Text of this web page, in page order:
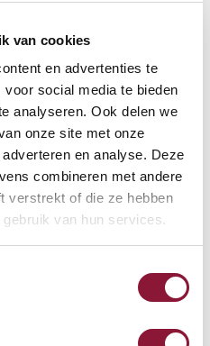
van cookies
en advertenties te
social media te bieden
analyseren. Ook delen we
onze site met onze
en analyse. Deze
combineren met andere
verstrekt of die ze hebben
van hun services.
(100 Tage)
Beratung
€75,-